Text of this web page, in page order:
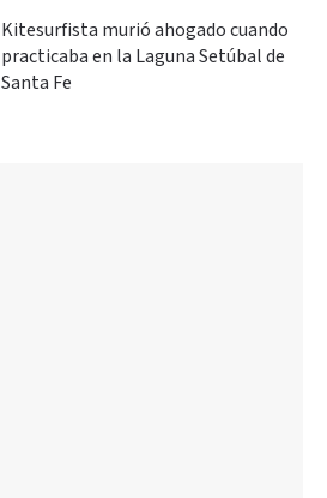
Kitesurfista murió ahogado cuando
practicaba en la Laguna Setúbal de
Santa Fe